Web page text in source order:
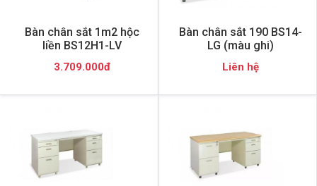
Bàn chân sắt 1m2 hộc
liền BS12H1-LV
3.709.000đ
Bàn chân sắt 190 BS14-
LG (màu ghi)
Liên hệ